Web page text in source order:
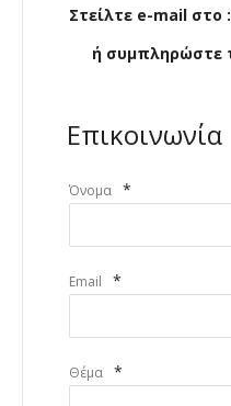
Στείλτε e-mail στο
ή συμπληρώστε
Επικοινωνία
Όνομα *
Email *
Θέμα *